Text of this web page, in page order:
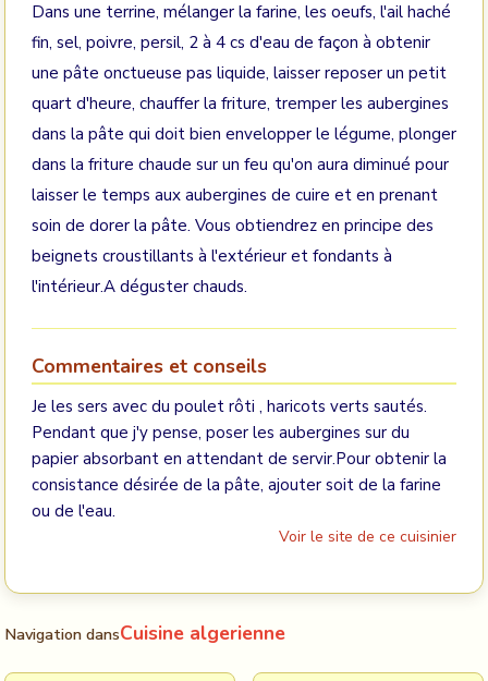
Dans une terrine, mélanger la farine, les oeufs, l'ail haché
fin, sel, poivre, persil, 2 à 4 cs d'eau de façon à obtenir
une pâte onctueuse pas liquide, laisser reposer un petit
quart d'heure, chauffer la friture, tremper les aubergines
dans la pâte qui doit bien envelopper le légume, plonger
dans la friture chaude sur un feu qu'on aura diminué pour
laisser le temps aux aubergines de cuire et en prenant
soin de dorer la pâte. Vous obtiendrez en principe des
beignets croustillants à l'extérieur et fondants à
l'intérieur.A déguster chauds.
Commentaires et conseils
Je les sers avec du poulet rôti , haricots verts sautés.
Pendant que j'y pense, poser les aubergines sur du
papier absorbant en attendant de servir.Pour obtenir la
consistance désirée de la pâte, ajouter soit de la farine
ou de l'eau.
Voir le site de ce cuisinier
Navigation dansCuisine algerienne